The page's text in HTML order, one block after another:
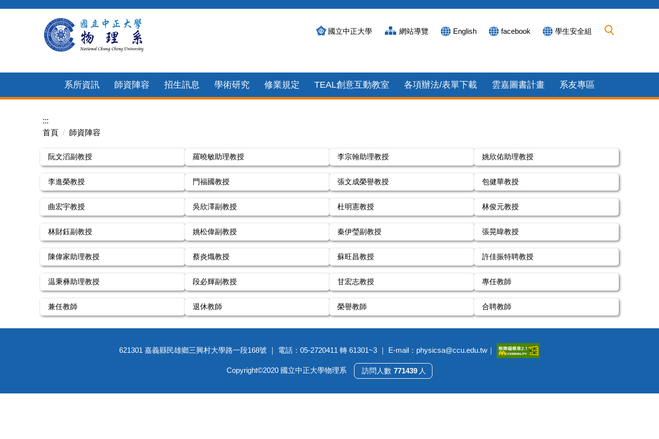
容
國立中正大學 網站導覽 English facebook 學生安全組
系所資訊 師資陣容 招生訊息 學術研究 修業規定 TEAL創意互動教室 各項辦法/表單下載 雲嘉圖書計畫 系友專區
:::
首頁
師資陣容
阮文滔副教授 羅曉敏助理教授 李宗翰助理教授 姚欣佑助理教授
李進榮教授 門福國教授 張文成榮譽教授 包健華教授
曲宏宇教授 吳欣澤副教授 杜明憲教授 林俊元教授
林財鈺副教授 姚松偉副教授 秦伊瑩副教授 張晃暐教授
陳偉家助理教授 蔡炎熾教授 蘇旺昌教授 許佳振特聘教授
温秉彝助理教授 段必輝副教授 甘宏志教授 專任教師
兼任教師 退休教師 榮譽教師 合聘教師
621301 嘉義縣民雄鄉三興村大學路一段168號 ｜ 電話：05-2720411 轉 61301~3 ｜ E-mail：physicsa@ccu.edu.tw｜
Copyright©2020 國立中正大學物理系 771439